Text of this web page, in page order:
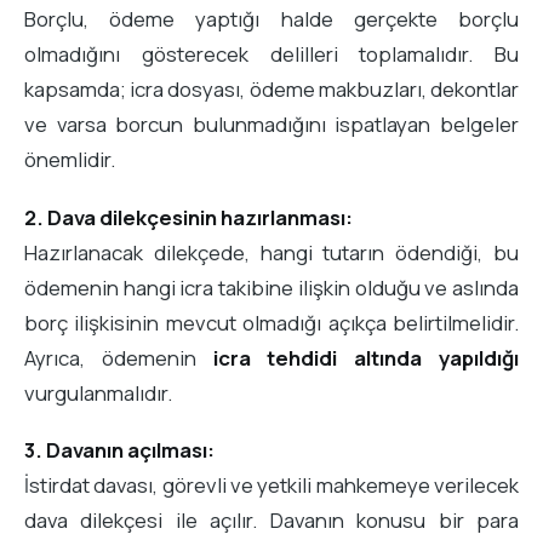
Borçlu, ödeme yaptığı halde gerçekte borçlu
olmadığını gösterecek delilleri toplamalıdır. Bu
kapsamda; icra dosyası, ödeme makbuzları, dekontlar
ve varsa borcun bulunmadığını ispatlayan belgeler
önemlidir.
2. Dava dilekçesinin hazırlanması:
Hazırlanacak dilekçede, hangi tutarın ödendiği, bu
ödemenin hangi icra takibine ilişkin olduğu ve aslında
borç ilişkisinin mevcut olmadığı açıkça belirtilmelidir.
Ayrıca, ödemenin icra tehdidi altında yapıldığı
vurgulanmalıdır.
3. Davanın açılması:
İstirdat davası, görevli ve yetkili mahkemeye verilecek
dava dilekçesi ile açılır. Davanın konusu bir para